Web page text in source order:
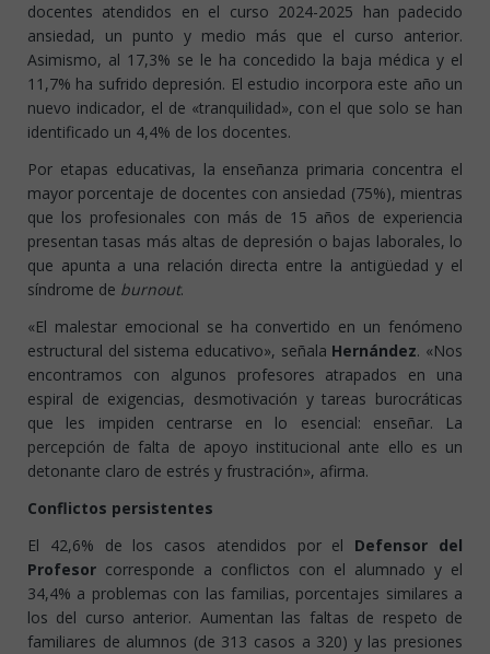
docentes atendidos en el curso 2024-2025 han padecido
ansiedad, un punto y medio más que el curso anterior.
Asimismo, al 17,3% se le ha concedido la baja médica y el
11,7% ha sufrido depresión. El estudio incorpora este año un
nuevo indicador, el de «tranquilidad», con el que solo se han
identificado un 4,4% de los docentes.
Por etapas educativas, la enseñanza primaria concentra el
mayor porcentaje de docentes con ansiedad (75%), mientras
que los profesionales con más de 15 años de experiencia
presentan tasas más altas de depresión o bajas laborales, lo
que apunta a una relación directa entre la antigüedad y el
síndrome de burnout.
«El malestar emocional se ha convertido en un fenómeno
estructural del sistema educativo», señala Hernández. «Nos
encontramos con algunos profesores atrapados en una
espiral de exigencias, desmotivación y tareas burocráticas
que les impiden centrarse en lo esencial: enseñar. La
percepción de falta de apoyo institucional ante ello es un
detonante claro de estrés y frustración», afirma.
Conflictos persistentes
El 42,6% de los casos atendidos por el Defensor del
Profesor corresponde a conflictos con el alumnado y el
34,4% a problemas con las familias, porcentajes similares a
los del curso anterior. Aumentan las faltas de respeto de
familiares de alumnos (de 313 casos a 320) y las presiones